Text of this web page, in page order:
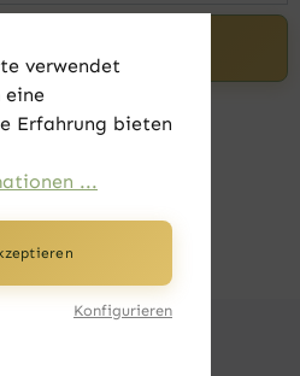
002
verwendet
eine
Erfahrung bieten
...
Konfigurieren